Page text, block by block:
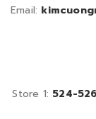
Email:
Store 1: 524-